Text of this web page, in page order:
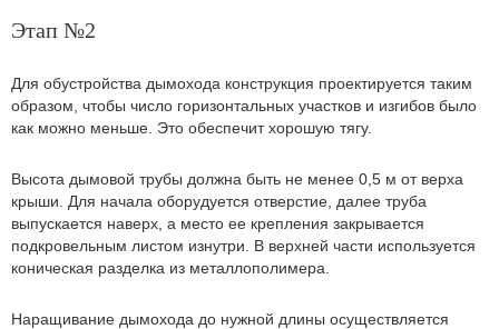
Этап №2
Для обустройства дымохода конструкция проектируется таким
образом, чтобы число горизонтальных участков и изгибов было
как можно меньше. Это обеспечит хорошую тягу.
Высота дымовой трубы должна быть не менее 0,5 м от верха
крыши. Для начала оборудуется отверстие, далее труба
выпускается наверх, а место ее крепления закрывается
подкровельным листом изнутри. В верхней части используется
коническая разделка из металлополимера.
Наращивание дымохода до нужной длины осуществляется